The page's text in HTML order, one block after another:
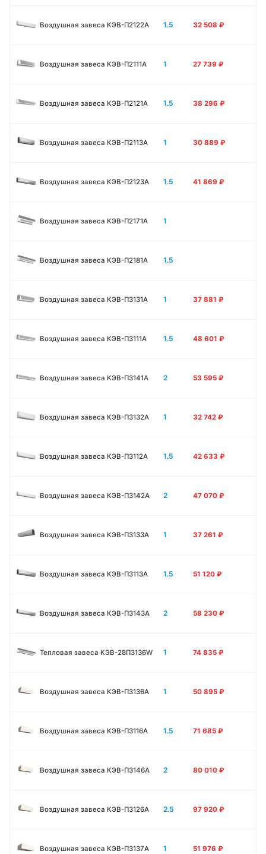
Воздушная завеса КЭВ-П2122А 1.5 32 508 ₽
Воздушная завеса КЭВ-П2111A 1 27 739 ₽
Воздушная завеса КЭВ-П2121A 1.5 38 296 ₽
Воздушная завеса КЭВ-П2113A 1 30 889 ₽
Воздушная завеса КЭВ-П2123A 1.5 41 869 ₽
Воздушная завеса КЭВ-П2171A 1
Воздушная завеса КЭВ-П2181A 1.5
Воздушная завеса КЭВ-П3131A 1 37 881 ₽
Воздушная завеса КЭВ-П3111A 1.5 48 601 ₽
Воздушная завеса КЭВ-П3141A 2 53 595 ₽
Воздушная завеса КЭВ-П3132A 1 32 742 ₽
Воздушная завеса КЭВ-П3112A 1.5 42 633 ₽
Воздушная завеса КЭВ-П3142A 2 47 070 ₽
Воздушная завеса КЭВ-П3133А 1 37 261 ₽
Воздушная завеса КЭВ-П3113А 1.5 51 120 ₽
Воздушная завеса КЭВ-П3143А 2 58 230 ₽
Тепловая завеса КЭВ-28П3136W 1 74 835 ₽
Воздушная завеса КЭВ-П3136A 1 50 895 ₽
Воздушная завеса КЭВ-П3116A 1.5 71 685 ₽
Воздушная завеса КЭВ-П3146A 2 80 010 ₽
Воздушная завеса КЭВ-П3126A 2.5 97 920 ₽
Воздушная завеса КЭВ-П3137A 1 51 976 ₽